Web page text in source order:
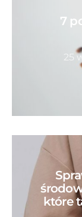
7
25
które